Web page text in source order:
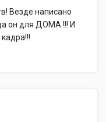
Везде написано
он для ДОМА !!! И